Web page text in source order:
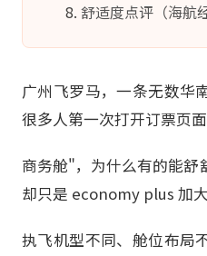
舒适度点评（海航
广州飞罗马，一条无数华
很多人第一次打开订票页
商务舱"，为什么有的能舒
却只是 economy plus 加
执飞机型不同、舱位布局